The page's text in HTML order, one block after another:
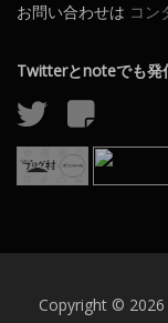
お問い合わせは コン
Twitterとnoteでも発
Copyright ©